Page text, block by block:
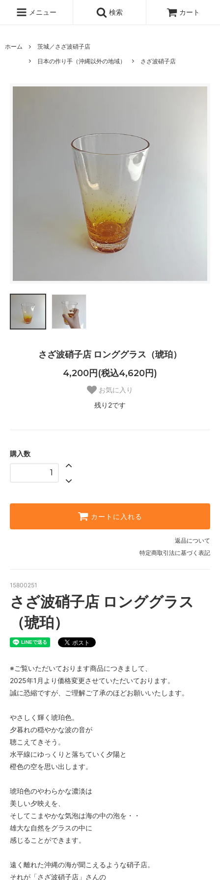
メニュー 検索 カート
ホーム
茨城／さざ波硝子店
日本の作り手（沖縄以外の地域）
さざ波硝子店
さざ波硝子店 ロンググラス（琥珀）
4,200円(税込4,620円)
お気に入り
残り2です
購入数
カートに入れる
返品について
特定商取引法に基づく表記
15800251
さざ波硝子店 ロンググラス
（琥珀）
※ご覧いただいております商品につきまして、
2025年1月より価格変更させていただいております。
誠に恐縮ですが、ご理解ご了承のほどお願いいたします。
やさしく輝く琥珀色。
夕暮れの穏やかな波の音が
聴こえてきそう。
水平線にゆっくりと落ちていく夕陽と
橙色の空を思い出します。
琥珀色のやわらかな濃淡は
美しい夕映えを、
そしてこまやかな気泡は海の中の泡を・・
雄大な自然をグラスの中に
感じることができます。
遠く離れた沖縄の海が聞こえるような硝子店。
それが「さざ波硝子店」さんの